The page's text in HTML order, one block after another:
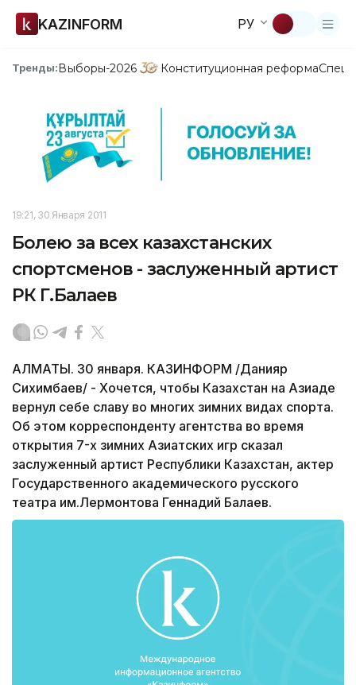
KAZINFORM РУ
Тренды:Выборы-2026 Конституционная реформа
19:21, 30 Января 2011
Болею за всех казахстанских
спортсменов - заслуженный артист
РК Г.Балаев
АЛМАТЫ. 30 января. КАЗИНФОРМ /Данияр
Сихимбаев/ - Хочется, чтобы Казахстан на Азиаде
вернул себе славу во многих зимних видах спорта.
Об этом корреспонденту агентства во время
открытия 7-х зимних Азиатских игр сказал
заслуженный артист Республики Казахстан, актер
Государственного академического русского
театра им.Лермонтова Геннадий Балаев.